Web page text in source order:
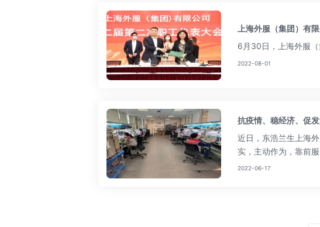
上海外服（集团）有
6月30日，上海外服（
2022-08-01
抗疫情、稳经济、促
近日，东浩兰生上海
实，主动作为，靠前
2022-06-17